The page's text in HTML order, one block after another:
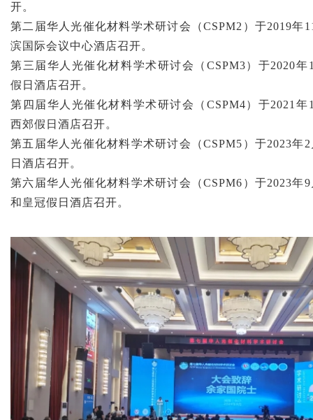
开。
第二届华人光催化材料学术研讨会（CSPM2）于2019年
滨国际会议中心酒店召开。
第三届华人光催化材料学术研讨会（CSPM3）于2020年
假日酒店召开。
第四届华人光催化材料学术研讨会（CSPM4）于2021年
西郊假日酒店召开。
第五届华人光催化材料学术研讨会（CSPM5）于2023年
日酒店召开。
第六届华人光催化材料学术研讨会（CSPM6）于2023年
和皇冠假日酒店召开。